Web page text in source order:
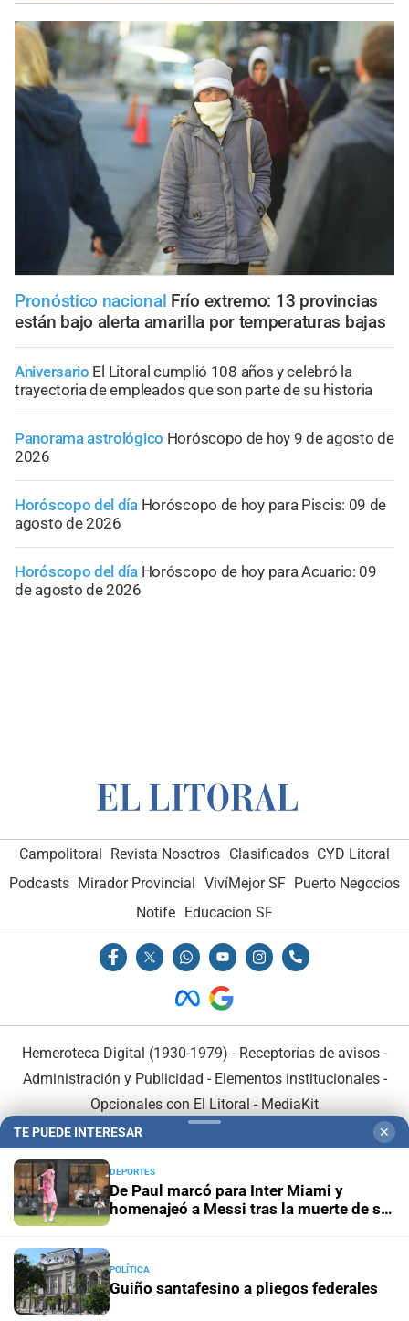
Pronóstico nacional Frío extremo: 13 provincias
están bajo alerta amarilla por temperaturas bajas
Aniversario El Litoral cumplió 108 años y celebró la
trayectoria de empleados que son parte de su historia
Panorama astrológico Horóscopo de hoy 9 de agosto de
2026
Horóscopo del día Horóscopo de hoy para Piscis: 09 de
agosto de 2026
Horóscopo del día Horóscopo de hoy para Acuario: 09
de agosto de 2026
Campolitoral Revista Nosotros Clasificados CYD Litoral
Podcasts Mirador Provincial VivíMejor SF Puerto Negocios
Notife Educacion SF
Hemeroteca Digital (1930-1979) - Receptorías de avisos -
Administración y Publicidad - Elementos institucionales-
Opcionales con El Litoral - MediaKit
En Asociación con:
TE PUEDE INTERESAR ✕
DEPORTES
De Paul marcó para Inter Miami y
homenajeó a Messi tras la muerte de su
POLÍTICA
Guiño santafesino a pliegos federales